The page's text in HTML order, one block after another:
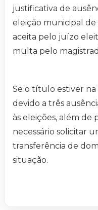
justificativa de
eleição municipal de
aceita pelo juízo
multa pelo
Se o título estiver na
devido a três
às eleições, além de
necessário solicitar
transferência de
situação.